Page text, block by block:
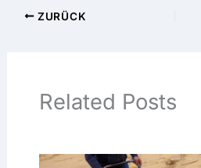
ZURÜCK
Related Posts